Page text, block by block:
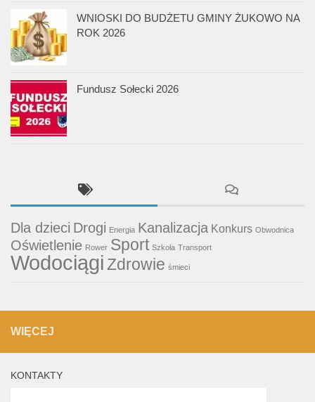
WNIOSKI DO BUDŻETU GMINY ŻUKOWO NA
ROK 2026
Fundusz Sołecki 2026
Dla dzieci Drogi Energia Kanalizacja Konkurs Obwodnica
Oświetlenie Rower Sport Szkoła Transport
WodociągiZdrowie śmieci
WIĘCEJ
KONTAKTY